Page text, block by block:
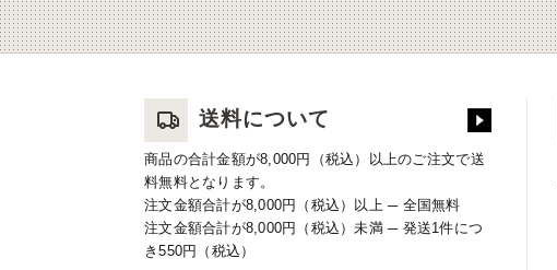
送料について
商品の合計金額が8,000円（税込）以上のご注文で送
料無料となります。
注文金額合計が8,000円（税込）以上 ─ 全国無料
注文金額合計が8,000円（税込）未満 ─ 発送1件につ
き550円（税込）